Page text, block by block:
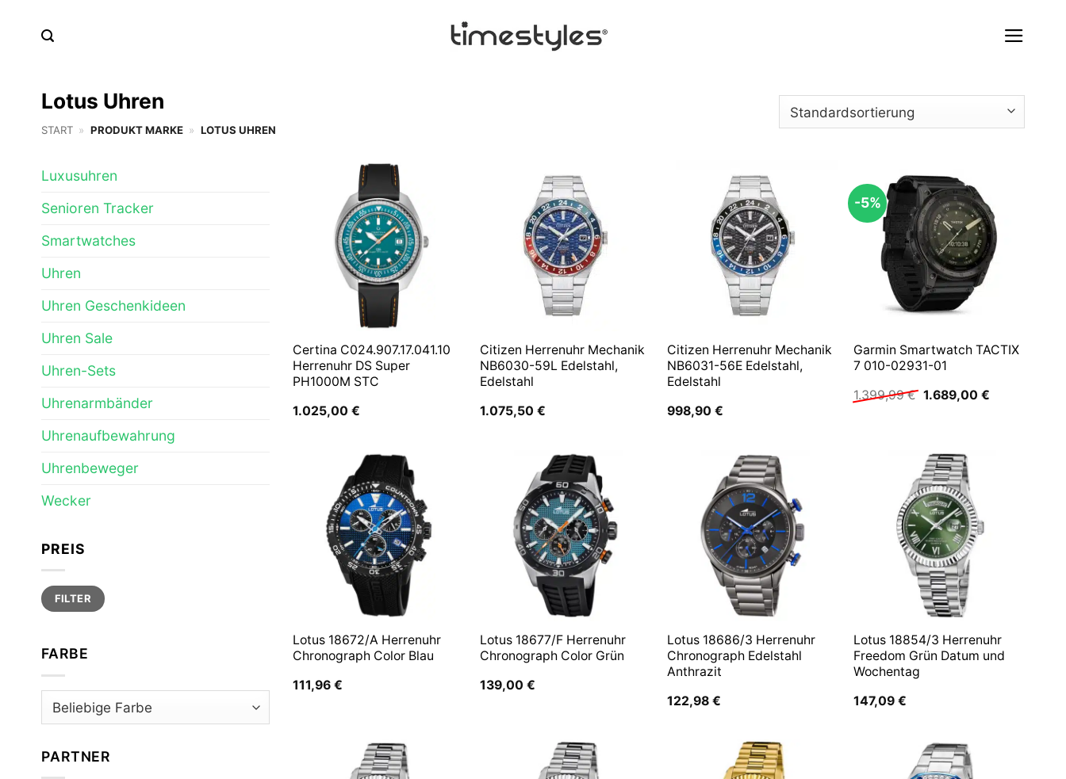
Lotus Uhren
START » PRODUKT MARKE » LOTUS UHREN
Luxusuhren
Senioren Tracker
Smartwatches
Uhren
Uhren Geschenkideen
Uhren Sale
Uhren-Sets
Uhrenarmbänder
Uhrenaufbewahrung
Uhrenbeweger
Wecker
PREIS
Min.
Preis
Max.
PreisFILTER
FARBE
PARTNER
Certina C024.907.17.041.10
Herrenuhr DS Super
PH1000M STC
1.025,00€
Citizen Herrenuhr Mechanik
NB6030-59L Edelstahl,
Edelstahl
1.075,50 €
Citizen Herrenuhr Mechanik
NB6031-56E Edelstahl,
Edelstahl
998,90 €
-5%
Garmin Smartwatch TACTIX
7 010-02931-01
1.399,99€ Ursprünglicher
1.689,00 €Aktueller
Lotus 18672/A Herrenuhr
Chronograph Color Blau
111,96€
Lotus 18677/F Herrenuhr
Chronograph Color Grün
139,00 €
Lotus 18686/3 Herrenuhr
Chronograph Edelstahl
Anthrazit
122,98 €
Lotus 18854/3 Herrenuhr
Freedom Grün Datum und
Wochentag
147,09€